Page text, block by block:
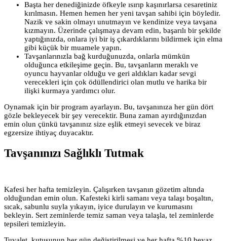
Başta her denediğinizde öfkeyle ısırıp kaşınırlarsa cesaretiniz
kırılmasın. Hemen hemen her yeni tavşan sahibi için böyledir.
Nazik ve sakin olmayı unutmayın ve kendinize veya tavşana
kızmayın. Üzerinde çalışmaya devam edin, başarılı bir şekilde
yaptığınızda, onlara iyi bir iş çıkardıklarını bildirmek için elma
gibi küçük bir muamele yapın.
Tavşanlarınızla bağ kurduğunuzda, onlarla mümkün
olduğunca etkileşime geçin. Bu, tavşanların meraklı ve
oyuncu hayvanlar olduğu ve geri aldıkları kadar sevgi
verecekleri için çok ödüllendirici olan mutlu ve harika bir
ilişki kurmaya yardımcı olur.
Oynamak için bir program ayarlayın. Bu, tavşanınıza her gün dört
gözle bekleyecek bir şey verecektir. Buna zaman ayırdığınızdan
emin olun çünkü tavşanınız size eşlik etmeyi sevecek ve biraz
egzersize ihtiyaç duyacaktır.
Tavşanınızı Sağlıklı Tutmak
Kafesi her hafta temizleyin. Çalışırken tavşanın gözetim altında
olduğundan emin olun. Kafesteki kirli samanı veya talaşı boşaltın,
sıcak, sabunlu suyla yıkayın, iyice durulayın ve kurumasını
bekleyin. Sert zeminlerde temiz saman veya talaşla, tel zeminlerde
tepsileri temizleyin.